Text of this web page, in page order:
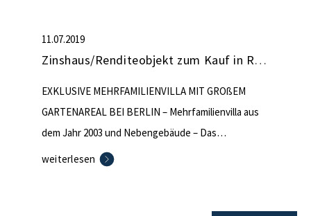
11.07.2019
Zinshaus/Renditeobjekt zum Kauf in Rüdersdorf (nicht mehr verfügbar)
EXKLUSIVE MEHRFAMILIENVILLA MIT GROßEM
GARTENAREAL BEI BERLIN – Mehrfamilienvilla aus
dem Jahr 2003 und Nebengebäude – Das
Hauptgebäude hat einen Keller in Massivbauweise,
weiterlesen